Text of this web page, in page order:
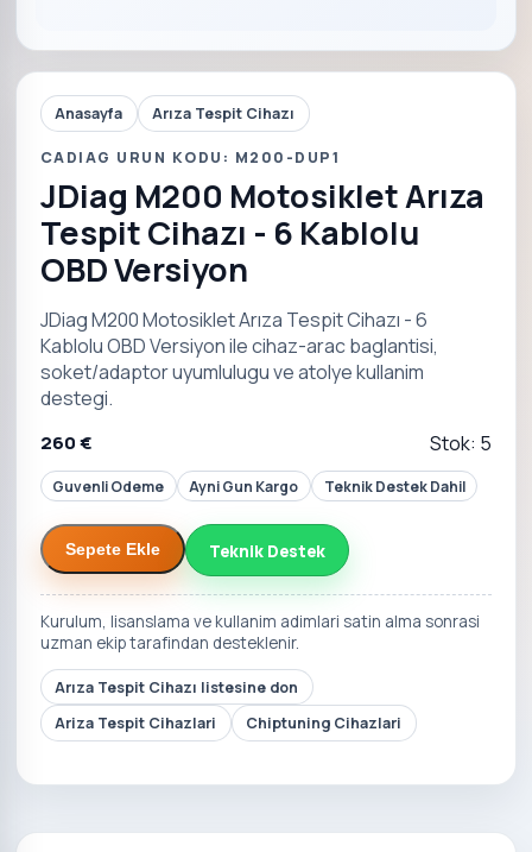
Anasayfa Arıza Tespit Cihazı
CADIAG URUN KODU: M200-DUP1
JDiag M200 Motosiklet Arıza
Tespit Cihazı - 6 Kablolu
OBD Versiyon
JDiag M200 Motosiklet Arıza Tespit Cihazı - 6
Kablolu OBD Versiyon ile cihaz-arac baglantisi,
soket/adaptor uyumlulugu ve atolye kullanim
destegi.
260 € Stok: 5
Guvenli Odeme Ayni Gun Kargo Teknik Destek Dahil
Sepete Ekle Teknik Destek
Kurulum, lisanslama ve kullanim adimlari satin alma sonrasi
uzman ekip tarafindan desteklenir.
Arıza Tespit Cihazı listesine don
Ariza Tespit Cihazlari
Chiptuning Cihazlari